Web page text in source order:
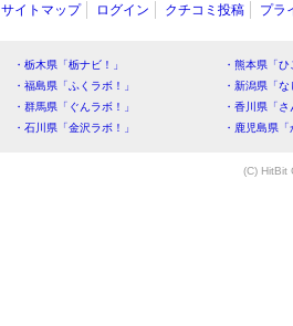
サイトマップ ログイン クチコミ投稿 プラ
・栃木県「栃ナビ！」
・熊本県「
・福島県「ふくラボ！」
・新潟県「
・群馬県「ぐんラボ！」
・香川県「
・石川県「金沢ラボ！」
・鹿児島県
(C) HitBit